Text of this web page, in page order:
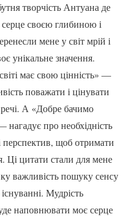
творчість Антуана де
своєю глибиною і
мене у світ мрій і
унікальне значення.
має свою цінність» —
поважати і цінувати
речі. А «Добре бачимо
нагадує про необхідність
перспектив, щоб отримати
Ці цитати стали для мене
важливість пошуку сенсу
Мудрість
наповнювати моє серце